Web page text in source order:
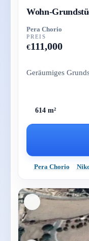
Wohn-
Pera Chorio
PREIS
€111,000
Geräumiges
614 m²
Pera Chorio